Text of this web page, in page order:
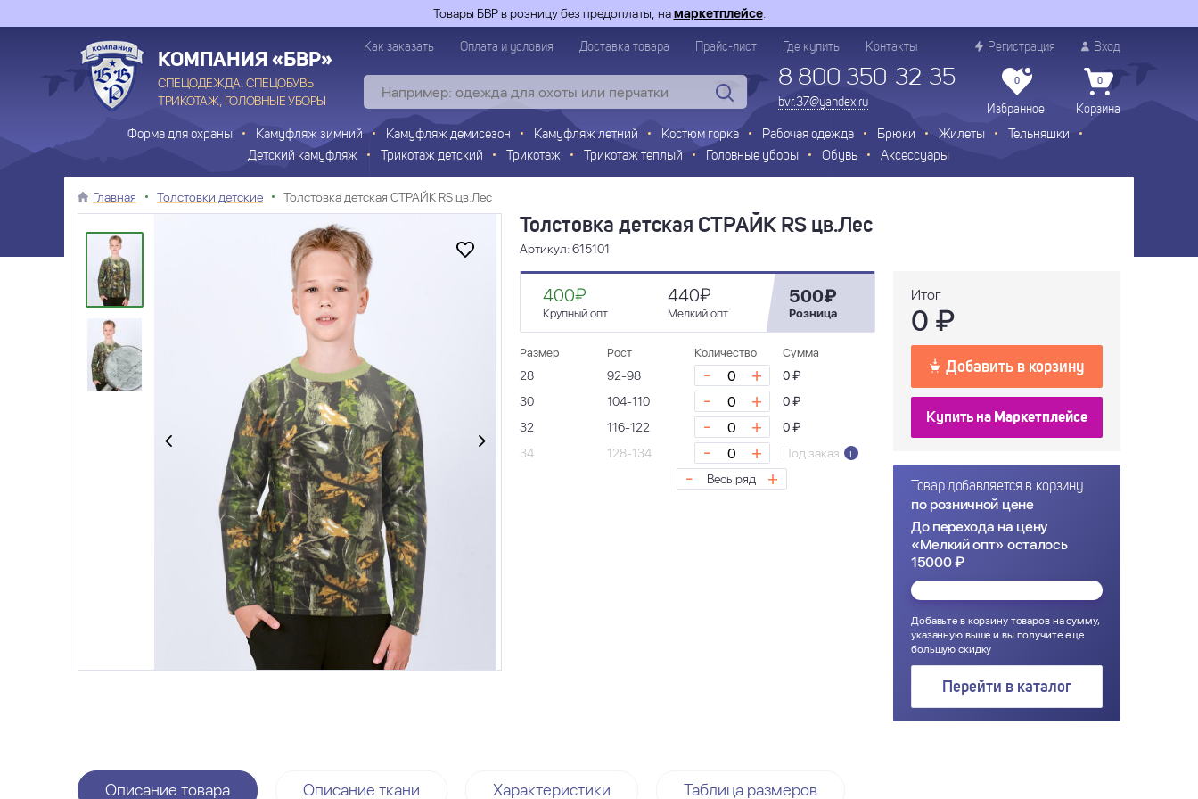
Товары БВР в розницу без предоплаты, намаркетплейсе.
КОМПАНИЯ «БВР»
СПЕЦОДЕЖДА, СПЕЦОБУВЬ
ТРИКОТАЖ, ГОЛОВНЫЕ УБОРЫ
Как заказать Оплата и условия Доставка товара Прайс-лист Где купить Контакты Регистрация Вход
8 800 350-32-35
bvr.37@yandex.ru
0
Избранное
0
Корзина
Форма для охраны Камуфляж зимний Камуфляж демисезон Камуфляж летний Костюм горка Рабочая одежда Брюки Жилеты
Тельняшки
Детский камуфляж
Трикотаж детский Трикотаж Трикотаж теплый Головные уборы Обувь Аксессуары
Главная Толстовки детские Толстовка детская СТРАЙК RS цв.Лес
Толстовка детская СТРАЙК RS цв.Лес
Артикул: 615101
400₽
Крупный опт
440₽
Мелкий опт
500₽
Розница
Размер Рост Количество Сумма
28 92-98 - +
0 ₽
30
104-110 - +
0 ₽
32
116-122 - +
0 ₽
34
128-134 - + Под заказ i
- Весь ряд +
Итог
0 ₽
Добавить в корзину
Купить на Маркетплейсе
Товар добавляется в корзину
по розничной цене
До перехода на цену
«Мелкий опт» осталось
15000 ₽
Добавьте в корзину товаров на сумму,
указанную выше и вы получите еще
большую скидку
Перейти в каталог
Описание товара Описание ткани Характеристики Таблица размеров